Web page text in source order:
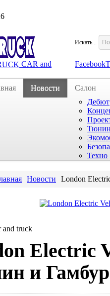
CAR and
Искать...
Facebook
Новости
Салон
Дебют
Техно
Новости London
and truck
Electric
и